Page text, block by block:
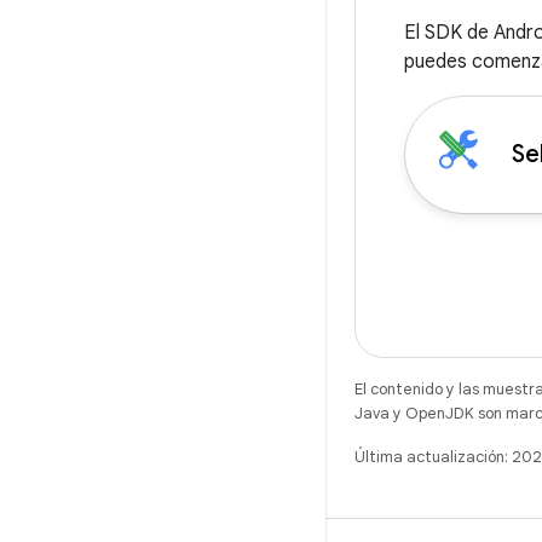
El SDK de
puedes
El contenido y las
Java y OpenJDK son
Última actualización: